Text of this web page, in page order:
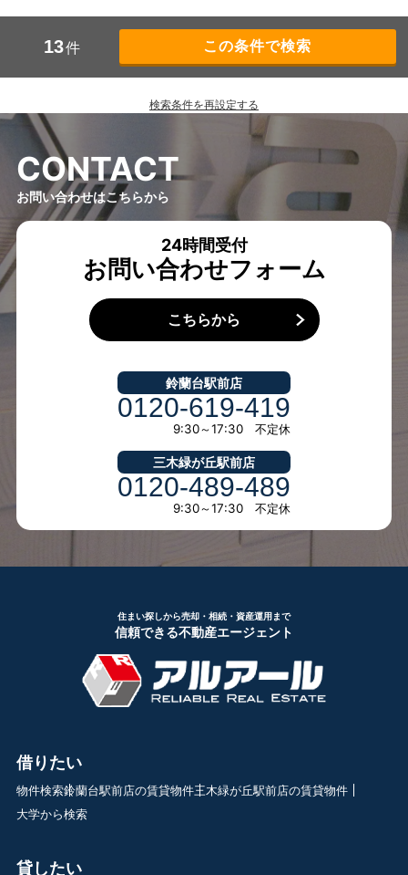
13件
検索条件を再設定する
CONTACT
お問い合わせはこちらから
24時間受付
お問い合わせフォーム
こちらから
鈴蘭台駅前店
0120-619-419
9:30～17:30 不定休
三木緑が丘駅前店
0120-489-489
9:30～17:30 不定休
住まい探しから売却・相続・資産運用まで
信頼できる不動産エージェント
借りたい
物件検索鈴蘭台駅前店の賃貸物件三木緑が丘駅前店の賃貸物件
大学から検索
貸したい